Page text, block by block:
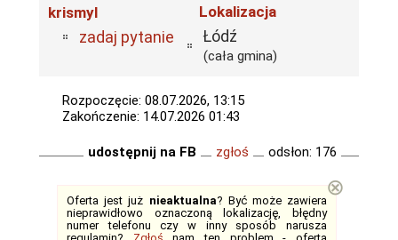
krismyl
zadaj pytanie
Lokalizacja
Łódź
(cała gmina)
Rozpoczęcie: 08.07.2026, 13:15
Zakończenie: 14.07.2026 01:43
udostępnij na FB zgłoś odsłon: 176
Oferta jest już nieaktualna? Być może zawiera
nieprawidłowo oznaczoną lokalizację, błędny
numer telefonu czy w inny sposób narusza
⊗